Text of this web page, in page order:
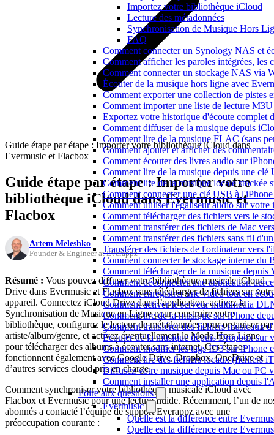
Importez votre bibliothèque iCloud
Lecture des métadonnées
Synchronisation de Musique Hors
FAQ
Comment connecter un Synology NAS et
Comment afficher les paroles intégrées,
Comment connecter un stockage NAS via
Écouter de la musique hors ligne avec
Comment exporter une collection de
Comment importer une liste de lecture
Exportez votre historique d'écoute complet
Comment diffuser de la musique depuis
Comment lire de la musique FLAC (sans
Comment ajouter et afficher des
Comment écouter des livres audio sur
Comment lire de la musique depuis une
Comment lire de la musique locale stockée
Comment connecter une clé USB à
Comment utiliser l'égaliseur audio sur
Comment télécharger des fichiers vers le
Comment transférer des fichiers de Mac
Comment transférer des fichiers sans fil
Transférer des fichiers de l'ordinateur vers
Comment connecter le stockage interne
Comment télécharger de la musique
Comment déconnecter une application
Comment enregistrer une vidéo tout en
Comment activer le serveur multimédia
Comment lire de la musique sur iPhone
Comment transférer des fichiers musicaux
Écouter de la musique depuis Dropbox sur
Comment modifier les tags ID3 sur iPhone
Comment lire des fichiers locaux (fichiers
Diffusez votre musique depuis Mac ou PC
Comment installer une application depuis
Foire aux questions
Evermusic
Quelle est la différence entre
Quelle est la différence entre
Guide étape par étape : Importer votre bibliothèque iCloud dans
Evermusic et Flacbox
Guide étape par étape : Importer votre
bibliothèque iCloud dans Evermusic et
Flacbox
Artem Meleshko
Founder & Engineer at Everappz
Résumé : Vous pouvez diffuser votre bibliothèque musicale iCloud
Drive dans Evermusic et Flacbox sans télécharger de fichiers sur
appareil. Connectez iCloud Drive dans l’application, activez la
Synchronisation de Musique en Ligne pour construire votre
bibliothèque, configurez le lecteur de métadonnées pour organiser par
artiste/album/genre, et activez éventuellement le Mode Hors Ligne
pour télécharger des albums à écouter sans internet. Ces étapes
fonctionnent également avec Google Drive, Dropbox, OneDrive et
d’autres services cloud pris en charge.
Comment synchroniser votre bibliothèque musicale iCloud avec
Flacbox et Evermusic pour une lecture fluide. Récemment, l’un de
abonnés a contacté l’équipe de support Everappz avec une
préoccupation courante :